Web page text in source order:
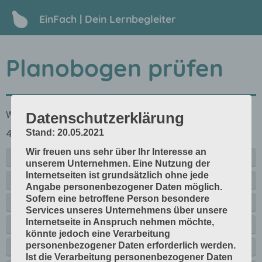
EinFach | Dein Lernbegleiter
Planobogen prüfen
Datenschutzerklärung
Stand: 20.05.2021
Wir freuen uns sehr über Ihr Interesse an
unserem Unternehmen. Eine Nutzung der
Internetseiten ist grundsätzlich ohne jede
Angabe personenbezogener Daten möglich.
Sofern eine betroffene Person besondere
Services unseres Unternehmens über unsere
Internetseite in Anspruch nehmen möchte,
könnte jedoch eine Verarbeitung
personenbezogener Daten erforderlich werden.
Ist die Verarbeitung personenbezogener Daten